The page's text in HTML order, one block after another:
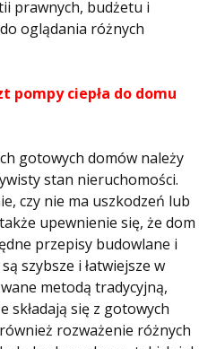
prawnych, budżetu i
oglądania różnych
pompy ciepła do domu
gotowych domów należy
stan nieruchomości.
czy nie ma uszkodzeń lub
upewnienie się, że dom
przepisy budowlane i
szybsze i łatwiejsze w
metodą tradycyjną,
składają się z gotowych
rozważenie różnych